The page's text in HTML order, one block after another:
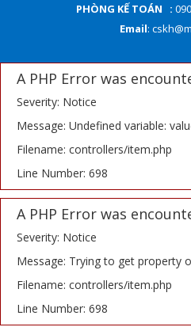
PHÒNG KẾ TOÁN :
Email:
A PHP Error was
Severity: Notice
Message: Undefined variable:
Filename: controllers/item.php
Line Number: 698
A PHP Error was
Severity: Notice
Message: Trying to get property
Filename: controllers/item.php
Line Number: 698